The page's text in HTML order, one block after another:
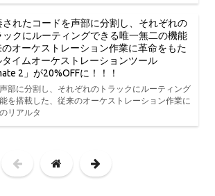
されたコードを声部に分割し、それぞれの
ックにルーティングできる唯一無二の機能
オーケストレーション作業に革命をもた
イムオーケストレーションツール
2」が20%OFFに！！！
部に分割し、それぞれのトラックにルーティング
を搭載した、従来のオーケストレーション作業に
リアルタ